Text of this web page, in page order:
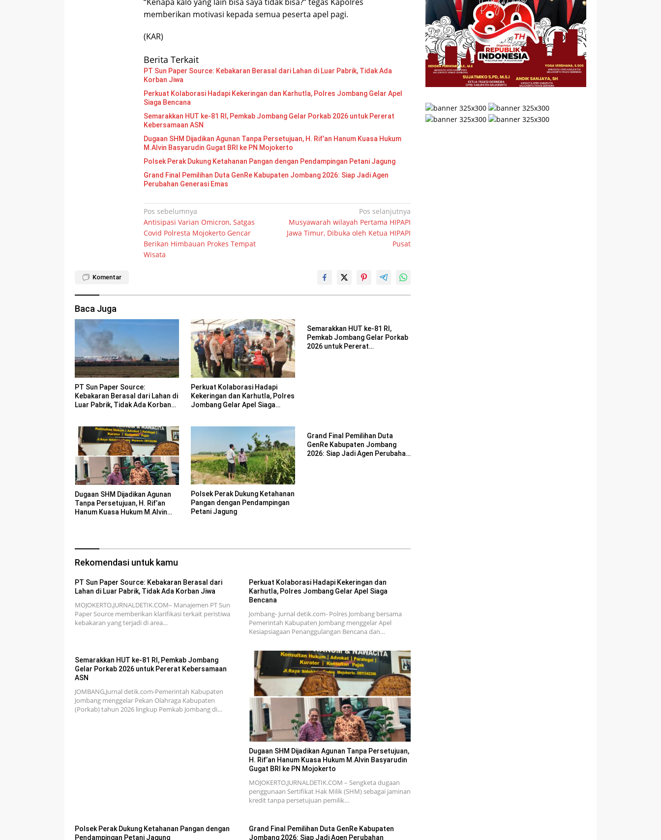
memberikan motivasi kepada semua peserta apel pagi.
(KAR)
Berita Terkait
PT Sun Paper Source: Kebakaran Berasal dari Lahan di Luar Pabrik, Tidak Ada
Korban Jiwa
Perkuat Kolaborasi Hadapi Kekeringan dan Karhutla, Polres Jombang Gelar Apel
Siaga Bencana
Semarakkan HUT ke-81 RI, Pemkab Jombang Gelar Porkab 2026 untuk Pererat
Kebersamaan ASN
Dugaan SHM Dijadikan Agunan Tanpa Persetujuan, H. Rif’an Hanum Kuasa Hukum
M.Alvin Basyarudin Gugat BRI ke PN Mojokerto
Polsek Perak Dukung Ketahanan Pangan dengan Pendampingan Petani Jagung
Grand Final Pemilihan Duta GenRe Kabupaten Jombang 2026: Siap Jadi Agen
Perubahan Generasi Emas
Navigasi
pos
Pos sebelumnya
Antisipasi Varian Omicron, Satgas
Covid Polresta Mojokerto Gencar
Berikan Himbauan Prokes Tempat
Wisata
Pos selanjutnya
Musyawarah wilayah Pertama HIPAPI
Jawa Timur, Dibuka oleh Ketua HIPAPI
Pusat
Komentar
Baca Juga
PT Sun Paper Source:
Kebakaran Berasal dari Lahan di
Luar Pabrik, Tidak Ada Korban
Perkuat Kolaborasi Hadapi
Kekeringan dan Karhutla, Polres
Jombang Gelar Apel Siaga
Semarakkan HUT ke-81 RI,
Pemkab Jombang Gelar Porkab
2026 untuk Pererat
Dugaan SHM Dijadikan Agunan
Tanpa Persetujuan, H. Rif’an
Hanum Kuasa Hukum M.Alvin
Polsek Perak Dukung Ketahanan
Pangan dengan Pendampingan
Petani Jagung
Grand Final Pemilihan Duta
GenRe Kabupaten Jombang
2026: Siap Jadi Agen Perubahan
Rekomendasi untuk kamu
PT Sun Paper Source: Kebakaran Berasal dari
Lahan di Luar Pabrik, Tidak Ada Korban Jiwa
MOJOKERTO,JURNALDETIK.COM– Manajemen PT Sun
Paper Source memberikan klarifikasi terkait peristiwa
kebakaran yang terjadi di area…
Perkuat Kolaborasi Hadapi Kekeringan dan
Karhutla, Polres Jombang Gelar Apel Siaga
Bencana
Jombang- Jurnal detik.com- Polres Jombang bersama
Pemerintah Kabupaten Jombang menggelar Apel
Kesiapsiagaan Penanggulangan Bencana dan…
Semarakkan HUT ke-81 RI, Pemkab Jombang
Gelar Porkab 2026 untuk Pererat Kebersamaan
ASN
JOMBANG,Jurnal detik.com-Pemerintah Kabupaten
Jombang menggelar Pekan Olahraga Kabupaten
(Porkab) tahun 2026 lingkup Pemkab Jombang di…
Dugaan SHM Dijadikan Agunan Tanpa Persetujuan,
H. Rif’an Hanum Kuasa Hukum M.Alvin Basyarudin
Gugat BRI ke PN Mojokerto
MOJOKERTO,JURNALDETIK.COM – Sengketa dugaan
penggunaan Sertifikat Hak Milik (SHM) sebagai jaminan
kredit tanpa persetujuan pemilik…
Polsek Perak Dukung Ketahanan Pangan dengan
Pendampingan Petani Jagung
Grand Final Pemilihan Duta GenRe Kabupaten
Jombang 2026: Siap Jadi Agen Perubahan